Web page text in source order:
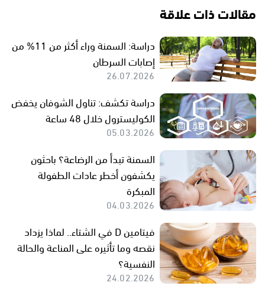
مقالات ذات علاقة
دراسة: السمنة وراء أكثر من 11% من
إصابات السرطان
26.07.2026
دراسة تكشف: تناول الشوفان يخفض
الكوليسترول خلال 48 ساعة
05.03.2026
السمنة تبدأ من الرضاعة؟ باحثون
يكشفون أخطر عادات الطفولة
المبكرة
04.03.2026
فيتامين D في الشتاء.. لماذا يزداد
نقصه وما تأثيره على المناعة والحالة
النفسية؟
24.02.2026